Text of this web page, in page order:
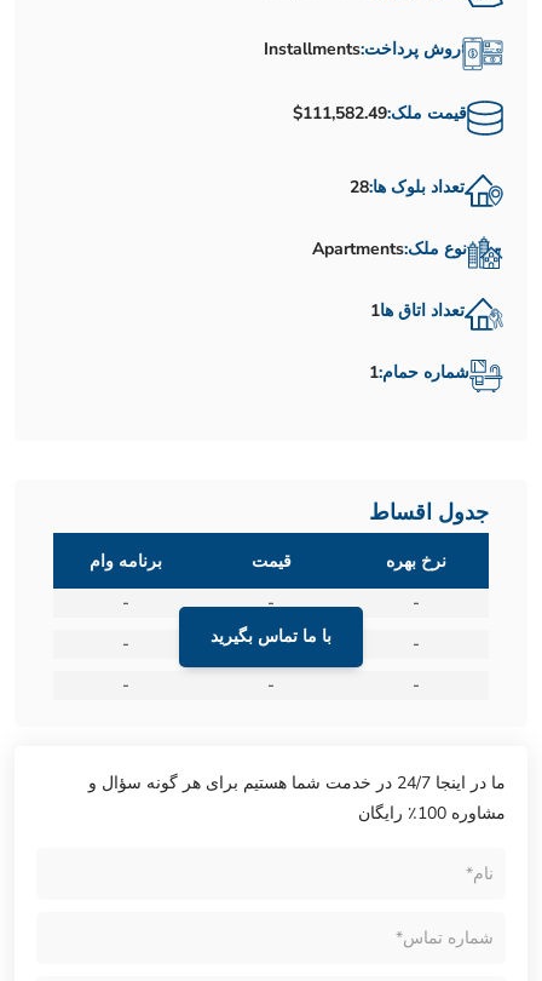
روش پرداخت:Installments
قیمت ملک:$111,582.49
تعداد بلوک ها:28
نوع ملک:Apartments
تعداد اتاق ها1
شماره حمام:1
جدول اقساط
با ما تماس بگیرید
نرخ بهره قیمت
برنامه وام
-
-
-
-
-
-
-
-
-
ما در اینجا 24/7 در خدمت شما هستیم برای هر گونه سؤال و
مشاوره 100٪ رایگان